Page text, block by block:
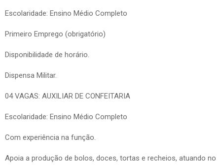
Escolaridade: Ensino Médio Completo
Primeiro Emprego (obrigatório)
Disponibilidade de horário.
Dispensa Militar.
04 VAGAS: AUXILIAR DE CONFEITARIA
Escolaridade: Ensino Médio Completo
Com experiência na função.
Apoia a produção de bolos, doces, tortas e recheios, atuando no